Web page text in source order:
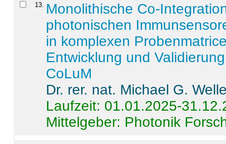
13
Monolithische Co-
photonischen
in komplexen
Entwicklung und
CoLuM
Dr. rer. nat. Michael G.
Laufzeit: 01.01.2025-
Mittelgeber: Photonik